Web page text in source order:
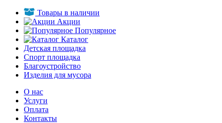
Товары в наличии
Акции
Популярное
Каталог
Детская площадка
Спорт площадка
Благоустройство
Изделия для мусора
О нас
Услуги
Оплата
Контакты